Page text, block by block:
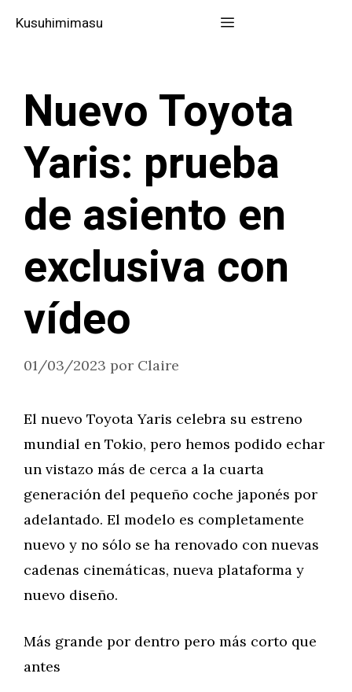
Kusuhimimasu Menú
Nuevo Toyota
Yaris: prueba
de asiento en
exclusiva con
vídeo
01/03/2023 por Claire
El nuevo Toyota Yaris celebra su estreno
mundial en Tokio, pero hemos podido echar
un vistazo más de cerca a la cuarta
generación del pequeño coche japonés por
adelantado. El modelo es completamente
nuevo y no sólo se ha renovado con nuevas
cadenas cinemáticas, nueva plataforma y
nuevo diseño.
Más grande por dentro pero más corto que
antes